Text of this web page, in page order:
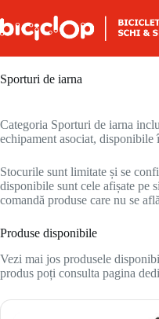
Sporturi de iarna
Categoria Sporturi de iarna
echipament asociat,
Stocurile sunt limitate și se
disponibile sunt cele afișate pe
comandă produse care nu se
Produse disponibile
Vezi mai jos produsele
produs poți consulta pagina